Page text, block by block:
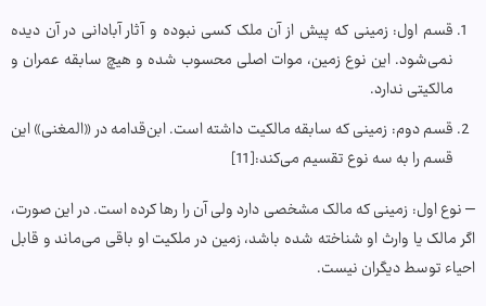
قسم اول: زمینی که پیش از آن ملک کسی نبوده و آثار آبادانی در آن دیده
نمی‌شود. این نوع زمین، موات اصلی محسوب شده و هیچ سابقه عمران و
مالکیتی ندارد.
قسم دوم: زمینی که سابقه مالکیت داشته است. ابن‌قدامه در «المغنی» این
قسم را به سه نوع تقسیم می‌کند:[11]
– نوع اول: زمینی که مالک مشخصی دارد ولی آن را رها کرده است. در این صورت،
اگر مالک یا وارث او شناخته شده باشد، زمین در ملکیت او باقی می‌ماند و قابل
احیاء توسط دیگران نیست.